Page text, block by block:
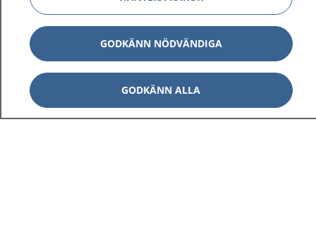
1177 ger dig råd när du vill må bättre.
1177 på flera språk Visa
GODKÄNN NÖDVÄNDIGA
GODKÄNN ALLA